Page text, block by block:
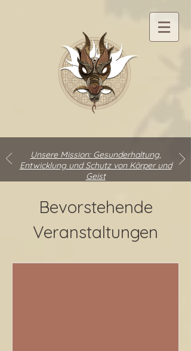
Unsere Mission: Gesunderhaltung,
Entwicklung und Schutz von Körper und
Geist
Bevorstehende
Veranstaltungen